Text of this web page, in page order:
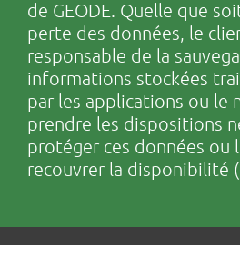
de GEODE. Quelle que
perte des données, le
responsable de la
informations stockées
par les applications ou le
prendre les dispositions
protéger ces données ou
recouvrer la disponibilité